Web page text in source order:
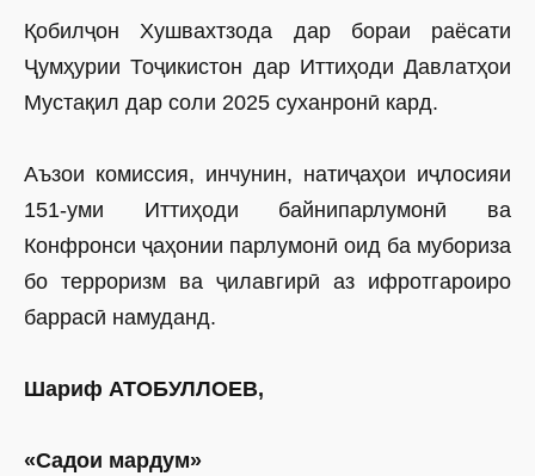
Қобилҷон Хушвахтзода дар бораи раёсати
Ҷумҳурии Тоҷикистон дар Иттиҳоди Давлатҳои
Мустақил дар соли 2025 суханронӣ кард.
Аъзои комиссия, инчунин, натиҷаҳои иҷлосияи
151-уми Иттиҳоди байнипарлумонӣ ва
Конфронси ҷаҳонии парлумонӣ оид ба мубориза
бо терроризм ва ҷилавгирӣ аз ифротгароиро
баррасӣ намуданд.
Шариф АТОБУЛЛОЕВ,
«Садои мардум»